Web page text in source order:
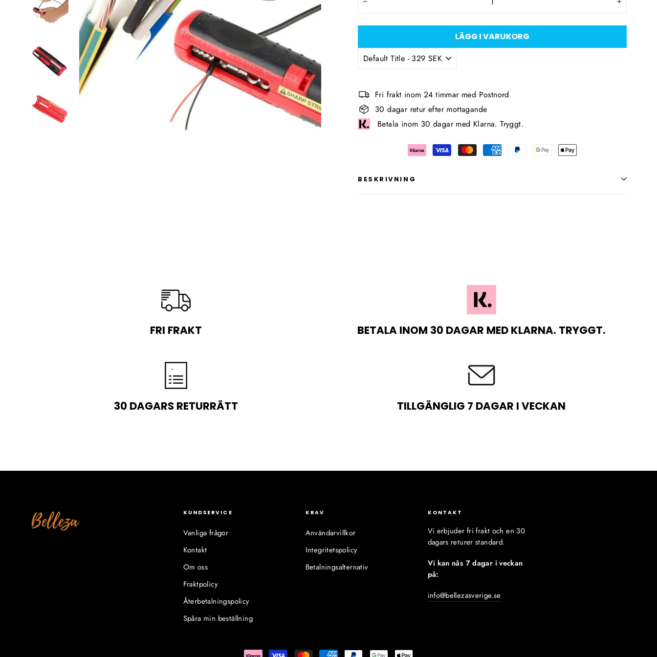
+
LÄGG I VARUKORG
Fri frakt inom 24 timmar med Postnord
30 dagar retur efter mottagande
Betala inom 30 dagar med Klarna. Tryggt.
BESKRIVNING
FRI FRAKT BETALA INOM 30 DAGAR MED KLARNA. TRYGGT.
30 DAGARS RETURRÄTT TILLGÄNGLIG 7 DAGAR I VECKAN
KUNDSERVICE
Vanliga frågor
Kontakt
Om oss
Fraktpolicy
Återbetalningspolicy
Spåra min beställning
KRAV
Användarvillkor
Integritetspolicy
Betalningsalternativ
KONTAKT
Vi erbjuder fri frakt och en 30
dagars returer standard.
Vi kan nås 7 dagar i veckan
på:
info@bellezasverige.se